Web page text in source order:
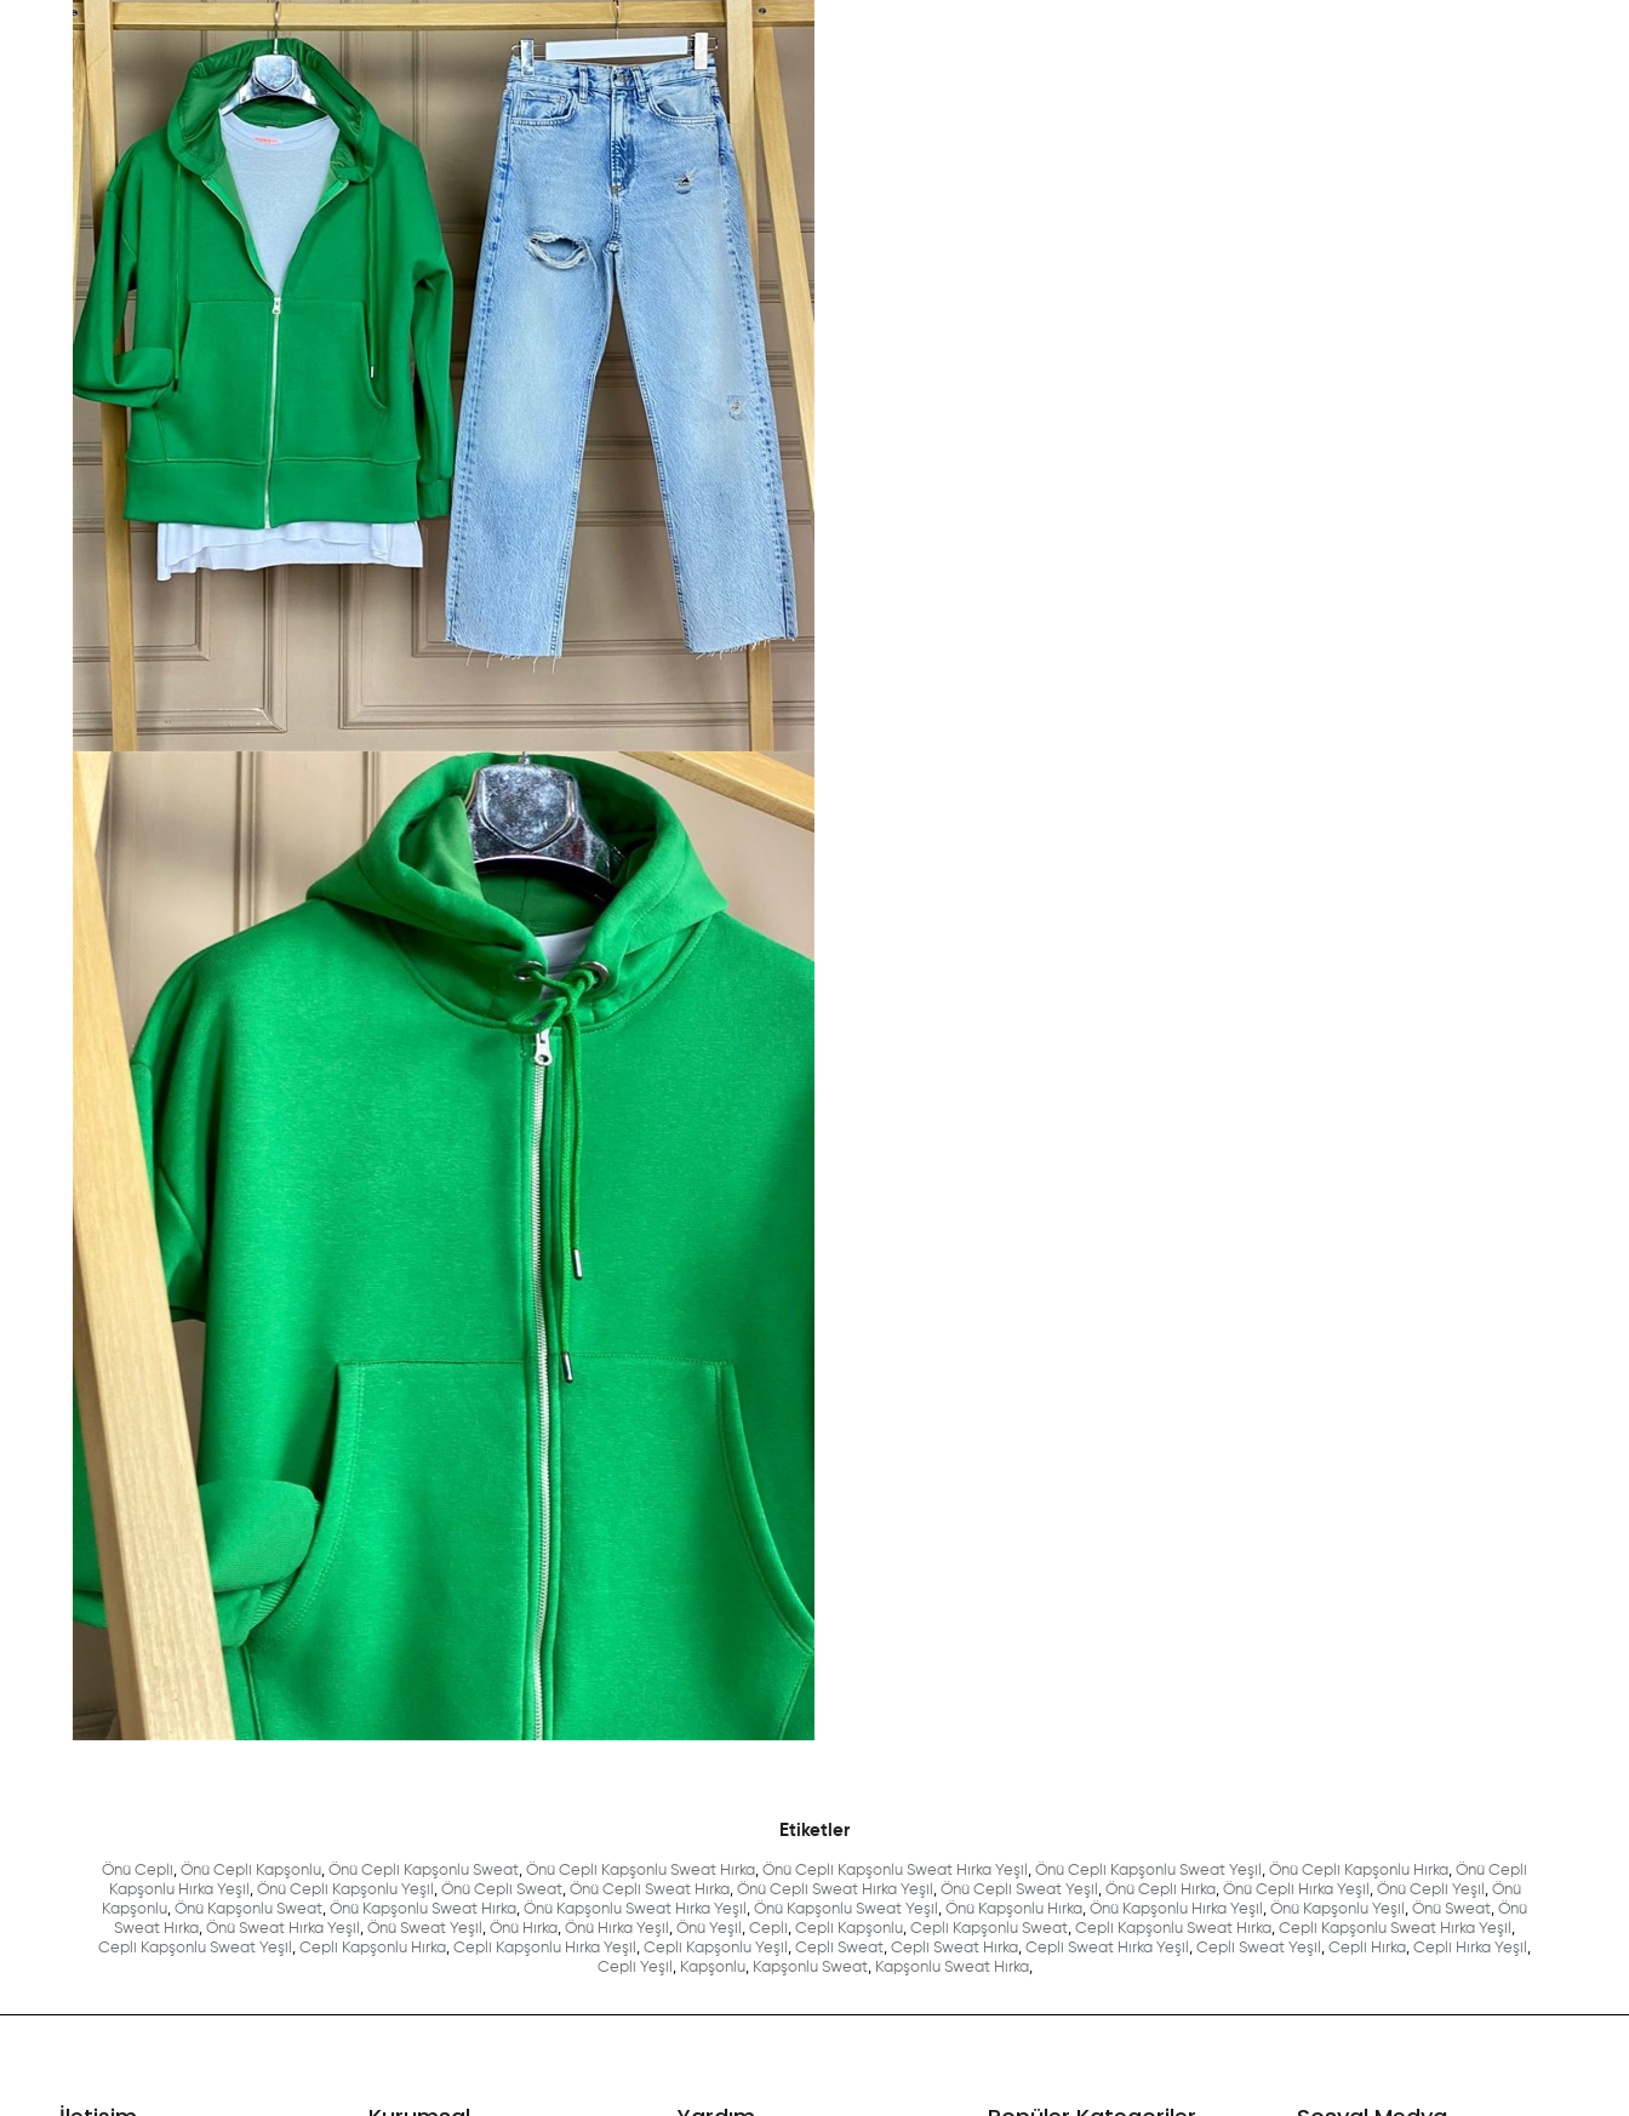
Etiketler
Önü Cepli, Önü Cepli Kapşonlu, Önü Cepli Kapşonlu Sweat, Önü Cepli Kapşonlu Sweat Hırka, Önü Cepli Kapşonlu Sweat Hırka Yeşil , Önü Cepli Kapşonlu Sweat Yeşil , Önü Cepli Kapşonlu Hırka, Önü Cepli
Kapşonlu Hırka Yeşil , Önü Cepli Kapşonlu Yeşil , Önü Cepli Sweat, Önü Cepli Sweat Hırka, Önü Cepli Sweat Hırka Yeşil , Önü Cepli Sweat Yeşil , Önü Cepli Hırka, Önü Cepli Hırka Yeşil , Önü Cepli Yeşil , Önü
Kapşonlu, Önü Kapşonlu Sweat, Önü Kapşonlu Sweat Hırka, Önü Kapşonlu Sweat Hırka Yeşil , Önü Kapşonlu Sweat Yeşil , Önü Kapşonlu Hırka, Önü Kapşonlu Hırka Yeşil , Önü Kapşonlu Yeşil , Önü Sweat, Önü
Sweat Hırka, Önü Sweat Hırka Yeşil , Önü Sweat Yeşil , Önü Hırka, Önü Hırka Yeşil , Önü Yeşil , Cepli, Cepli Kapşonlu, Cepli Kapşonlu Sweat, Cepli Kapşonlu Sweat Hırka, Cepli Kapşonlu Sweat Hırka Yeşil ,
Cepli Kapşonlu Sweat Yeşil , Cepli Kapşonlu Hırka, Cepli Kapşonlu Hırka Yeşil , Cepli Kapşonlu Yeşil , Cepli Sweat, Cepli Sweat Hırka, Cepli Sweat Hırka Yeşil , Cepli Sweat Yeşil , Cepli Hırka, Cepli Hırka Yeşil ,
Cepli Yeşil , Kapşonlu, Kapşonlu Sweat, Kapşonlu Sweat Hırka,